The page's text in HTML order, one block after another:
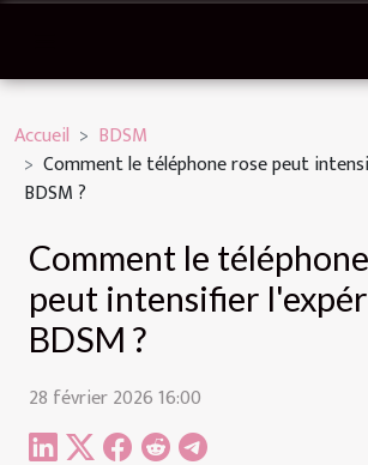
Accueil
BDSM
Comment le téléphone rose peut
BDSM ?
Comment le
peut intensifier
BDSM ?
28 février 2026 16:00